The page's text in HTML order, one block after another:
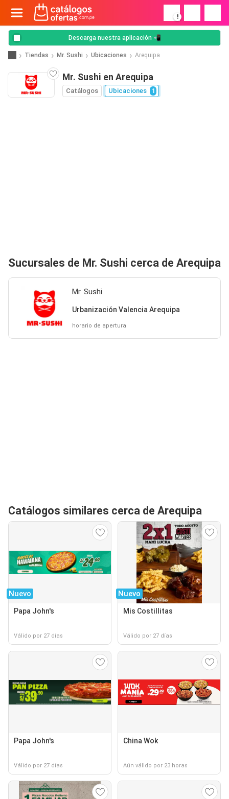
!
Descarga nuestra aplicación 📲
Tiendas Mr. Sushi Ubicaciones Arequipa
Mr. Sushi en Arequipa
Catálogos Ubicaciones 1
Sucursales de Mr. Sushi cerca de Arequipa
Mr. Sushi
Urbanización Valencia Arequipa
horario de apertura
Catálogos similares cerca de Arequipa
Nuevo
Papa John's
Válido por 27 días
Nuevo
Mis Costillitas
Válido por 27 días
Papa John's
Válido por 27 días
China Wok
Aún válido por 23 horas